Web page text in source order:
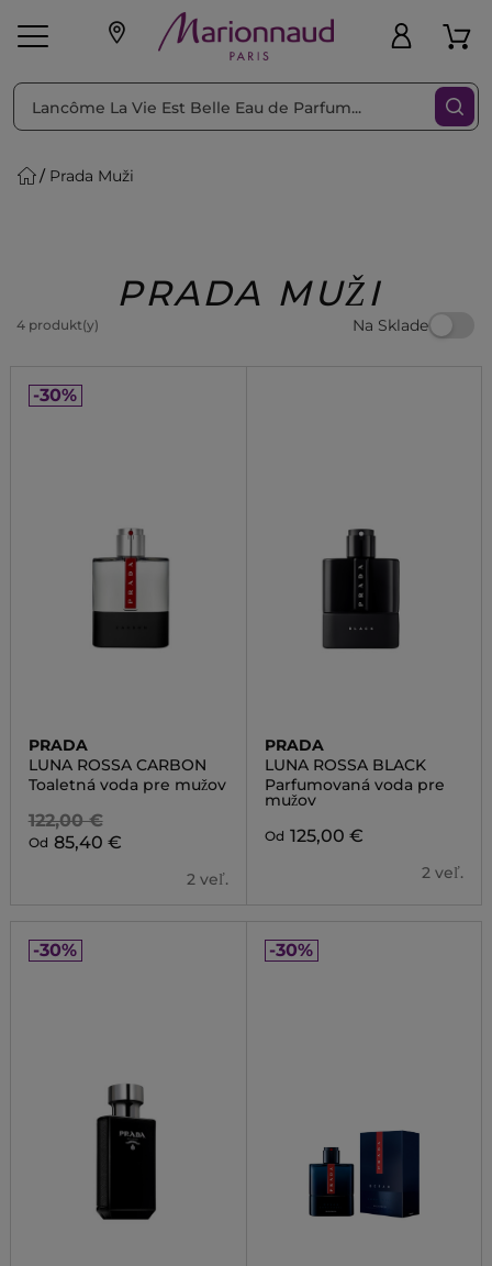
pleť Líčenie
Beauty
Prada Muži
PRADA MUŽI
4 produkt(y) Na Sklade
Triediť podľa Filtrovať
-30%
PRADA
LUNA ROSSA CARBON
Toaletná voda pre mužov
122,00 €
Od 85,40 €
2 veľ.
PRADA
LUNA ROSSA BLACK
Parfumovaná voda pre
mužov
Od 125,00 €
2 veľ.
-30% -30%